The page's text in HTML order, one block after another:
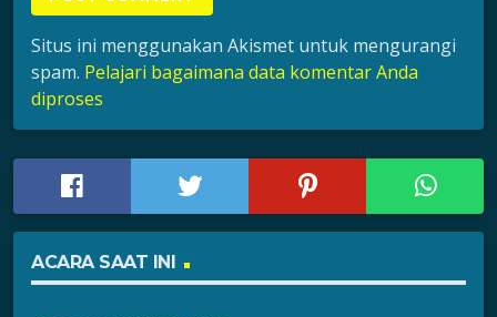
Situs ini menggunakan Akismet untuk mengurangi
spam. Pelajari bagaimana data komentar Anda
diproses
ACARA SAAT INI